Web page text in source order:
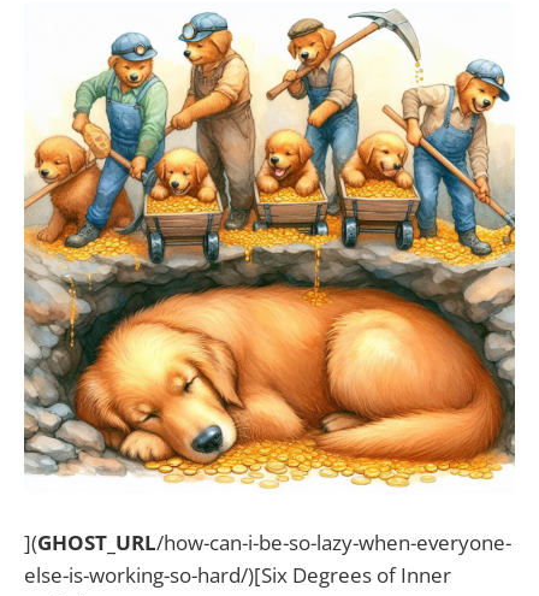
](GHOST_URL/how-can-i-be-so-lazy-when-everyone-
else-is-working-so-hard/)[Six Degrees of Inner